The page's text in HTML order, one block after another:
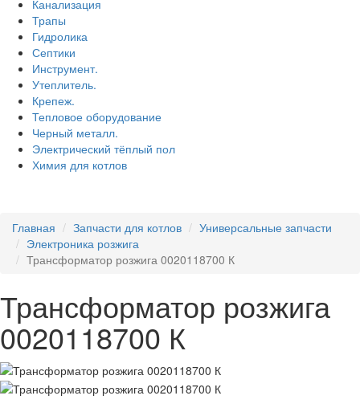
Канализация
Трапы
Гидролика
Септики
Инструмент.
Утеплитель.
Крепеж.
Тепловое оборудование
Черный металл.
Электрический тёплый пол
Химия для котлов
Главная Запчасти для котлов
Универсальные запчасти
Электроника розжига
Трансформатор розжига 0020118700 К
Трансформатор розжига
0020118700 К